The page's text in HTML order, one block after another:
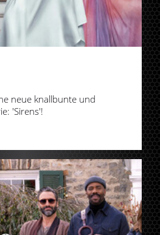
neue knallbunte und
'Sirens'!